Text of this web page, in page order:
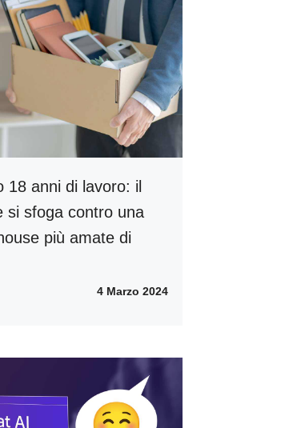
18 anni di lavoro: il
si sfoga contro una
più amate di
4 Marzo 2024